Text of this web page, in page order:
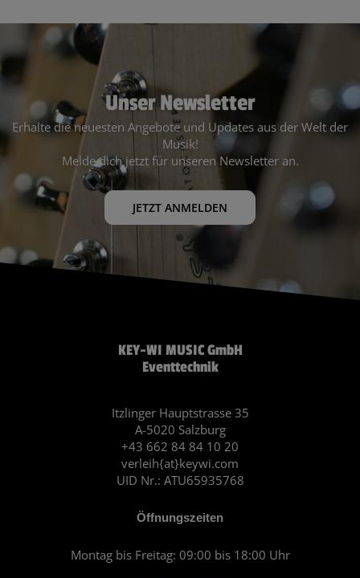
Unser Newsletter
Erhalte die neuesten Angebote und Updates aus der Welt der
Musik!
Melde dich jetzt für unseren Newsletter an.
JETZT ANMELDEN
KEY-WI MUSIC GmbH
Eventtechnik
Itzlinger Hauptstrasse 35
A-5020 Salzburg
+43 662 84 84 10 20
verleih{at}keywi.com
UID Nr.: ATU65935768
Öffnungszeiten
Montag bis Freitag: 09:00 bis 18:00 Uhr